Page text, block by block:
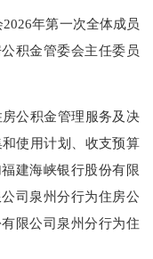
年第一次全体成员
积金管委会主任委员
公积金管理服务及决
使用计划、收支预算
建海峡银行股份有限
司泉州分行为住房公
限公司泉州分行为住